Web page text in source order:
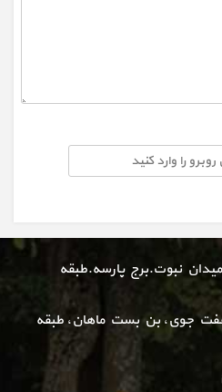
نبوت.برج پارسه.طبقه
جوی، بن بست ماهان، طبقه